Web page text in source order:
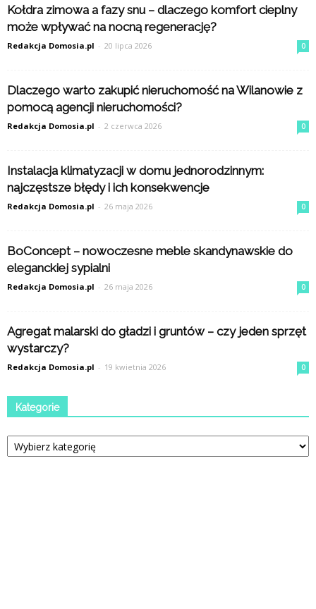
Kołdra zimowa a fazy snu – dlaczego komfort cieplny
może wpływać na nocną regenerację?
Redakcja Domosia.pl - 20 lipca 2026 0
Dlaczego warto zakupić nieruchomość na Wilanowie z
pomocą agencji nieruchomości?
Redakcja Domosia.pl - 2 czerwca 2026 0
Instalacja klimatyzacji w domu jednorodzinnym:
najczęstsze błędy i ich konsekwencje
Redakcja Domosia.pl - 26 maja 2026 0
BoConcept – nowoczesne meble skandynawskie do
eleganckiej sypialni
Redakcja Domosia.pl - 26 maja 2026 0
Agregat malarski do gładzi i gruntów – czy jeden sprzęt
wystarczy?
Redakcja Domosia.pl - 19 kwietnia 2026 0
Kategorie
Kategorie